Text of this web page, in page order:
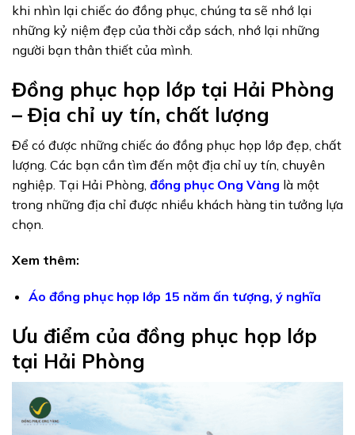
khi nhìn lại chiếc áo đồng phục, chúng ta sẽ nhớ lại
những kỷ niệm đẹp của thời cắp sách, nhớ lại những
người bạn thân thiết của mình.
Đồng phục họp lớp tại Hải Phòng
– Địa chỉ uy tín, chất lượng
Để có được những chiếc áo đồng phục họp lớp đẹp, chất
lượng. Các bạn cần tìm đến một địa chỉ uy tín, chuyên
nghiệp. Tại Hải Phòng, đồng phục Ong Vàng là một
trong những địa chỉ được nhiều khách hàng tin tưởng lựa
chọn.
Xem thêm:
Áo đồng phục họp lớp 15 năm ấn tượng, ý nghĩa
Ưu điểm của đồng phục họp lớp
tại Hải Phòng